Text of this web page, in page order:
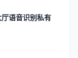
语音识别私有